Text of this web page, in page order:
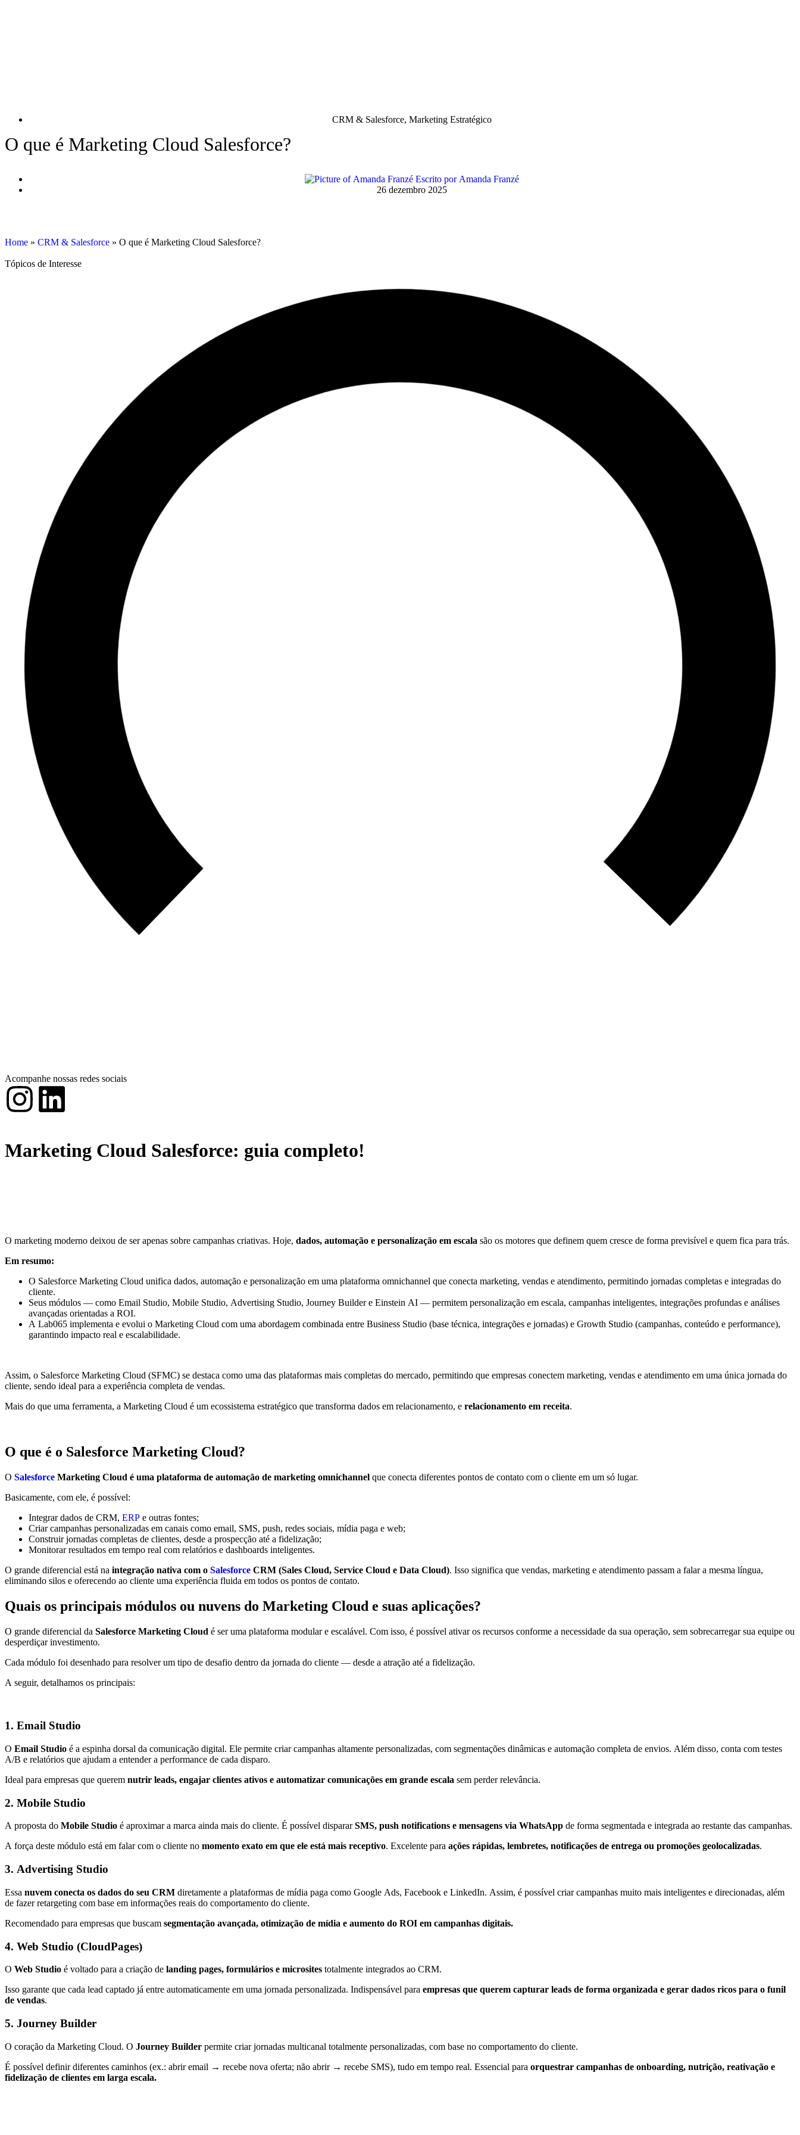
CRM & Salesforce, Marketing Estratégico
O que é Marketing Cloud Salesforce?
Escrito por Amanda Franzé
26 dezembro 2025
Home » CRM & Salesforce » O que é Marketing Cloud Salesforce?
Tópicos de Interesse
Acompanhe nossas redes sociais
Marketing Cloud Salesforce: guia completo!
O marketing moderno deixou de ser apenas sobre campanhas criativas. Hoje, dados, automação e personalização em escala são os motores que definem quem cresce de forma previsível e quem fica para trás.
Em resumo:
O Salesforce Marketing Cloud unifica dados, automação e personalização em uma plataforma omnichannel que conecta marketing, vendas e atendimento, permitindo jornadas completas e integradas do
cliente.
Seus módulos — como Email Studio, Mobile Studio, Advertising Studio, Journey Builder e Einstein AI — permitem personalização em escala, campanhas inteligentes, integrações profundas e análises
avançadas orientadas a ROI.
A Lab065 implementa e evolui o Marketing Cloud com uma abordagem combinada entre Business Studio (base técnica, integrações e jornadas) e Growth Studio (campanhas, conteúdo e performance),
garantindo impacto real e escalabilidade.
Assim, o Salesforce Marketing Cloud (SFMC) se destaca como uma das plataformas mais completas do mercado, permitindo que empresas conectem marketing, vendas e atendimento em uma única jornada do
cliente, sendo ideal para a experiência completa de vendas.
Mais do que uma ferramenta, a Marketing Cloud é um ecossistema estratégico que transforma dados em relacionamento, e relacionamento em receita.
O que é o Salesforce Marketing Cloud?
O Salesforce Marketing Cloud é uma plataforma de automação de marketing omnichannel que conecta diferentes pontos de contato com o cliente em um só lugar.
Basicamente, com ele, é possível:
Integrar dados de CRM, ERP e outras fontes;
Criar campanhas personalizadas em canais como email, SMS, push, redes sociais, mídia paga e web;
Construir jornadas completas de clientes, desde a prospecção até a fidelização;
Monitorar resultados em tempo real com relatórios e dashboards inteligentes.
O grande diferencial está na integração nativa com o Salesforce CRM (Sales Cloud, Service Cloud e Data Cloud). Isso significa que vendas, marketing e atendimento passam a falar a mesma língua,
eliminando silos e oferecendo ao cliente uma experiência fluida em todos os pontos de contato.
Quais os principais módulos ou nuvens do Marketing Cloud e suas aplicações?
O grande diferencial da Salesforce Marketing Cloud é ser uma plataforma modular e escalável. Com isso, é possível ativar os recursos conforme a necessidade da sua operação, sem sobrecarregar sua equipe ou
desperdiçar investimento.
Cada módulo foi desenhado para resolver um tipo de desafio dentro da jornada do cliente — desde a atração até a fidelização.
A seguir, detalhamos os principais:
1. Email Studio
O Email Studio é a espinha dorsal da comunicação digital. Ele permite criar campanhas altamente personalizadas, com segmentações dinâmicas e automação completa de envios. Além disso, conta com testes
A/B e relatórios que ajudam a entender a performance de cada disparo.
Ideal para empresas que querem nutrir leads, engajar clientes ativos e automatizar comunicações em grande escala sem perder relevância.
2. Mobile Studio
A proposta do Mobile Studio é aproximar a marca ainda mais do cliente. É possível dispararSMS, push notifications e mensagens via WhatsApp de forma segmentada e integrada ao restante das campanhas.
A força deste módulo está em falar com o cliente no momento exato em que ele está mais receptivo. Excelente para ações rápidas, lembretes, notificações de entrega ou promoções geolocalizadas.
3. Advertising Studio
Essa nuvem conecta os dados do seu CRM diretamente a plataformas de mídia paga como Google Ads, Facebook e LinkedIn. Assim, é possível criar campanhas muito mais inteligentes e direcionadas, além
de fazer retargeting com base em informações reais do comportamento do cliente.
Recomendado para empresas que buscam segmentação avançada, otimização de mídia e aumento do ROI em campanhas digitais.
4. Web Studio (CloudPages)
O Web Studio é voltado para a criação de landing pages, formulários e microsites totalmente integrados ao CRM.
Isso garante que cada lead captado já entre automaticamente em uma jornada personalizada. Indispensável para empresas que querem capturar leads de forma organizada e gerar dados ricos para o funil
de vendas.
5. Journey Builder
O coração da Marketing Cloud. O Journey Builder permite criar jornadas multicanal totalmente personalizadas, com base no comportamento do cliente.
É possível definir diferentes caminhos (ex.: abrir email → recebe nova oferta; não abrir → recebe SMS), tudo em tempo real. Essencial para orquestrar campanhas de onboarding, nutrição, reativação e
fidelização de clientes em larga escala.